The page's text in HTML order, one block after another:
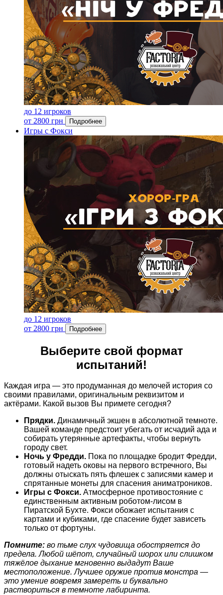
до 12 игроков
от 2800 грн
Подробнее
Игры с Фокси
до 12 игроков
от 2800 грн
Подробнее
Выберите свой формат
испытаний!
Каждая игра — это продуманная до мелочей история со
своими правилами, оригинальным реквизитом и
актёрами. Какой вызов Вы примете сегодня?
Прядки. Динамичный экшен в абсолютной темноте.
Вашей команде предстоит убегать от исчадий ада и
собирать утерянные артефакты, чтобы вернуть
городу свет.
Ночь у Фредди. Пока по площадке бродит Фредди,
готовый надеть оковы на первого встречного, Вы
должны отыскать пять флешек с записями камер и
спрятанные монеты для спасения аниматроников.
Игры с Фокси. Атмосферное противостояние с
единственным активным роботом-лисом в
Пиратской Бухте. Фокси обожает испытания с
картами и кубиками, где спасение будет зависеть
только от фортуны.
Помните: во тьме слух чудовища обостряется до
предела. Любой шёпот, случайный шорох или слишком
тяжёлое дыхание мгновенно выдадут Ваше
местоположение. Лучшее оружие против монстра —
это умение вовремя замереть и буквально
раствориться в темноте лабиринта.